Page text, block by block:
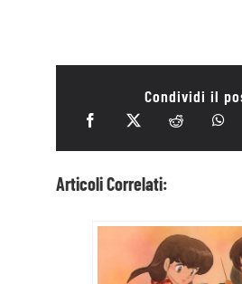
Condividi il
Articoli Correlati: